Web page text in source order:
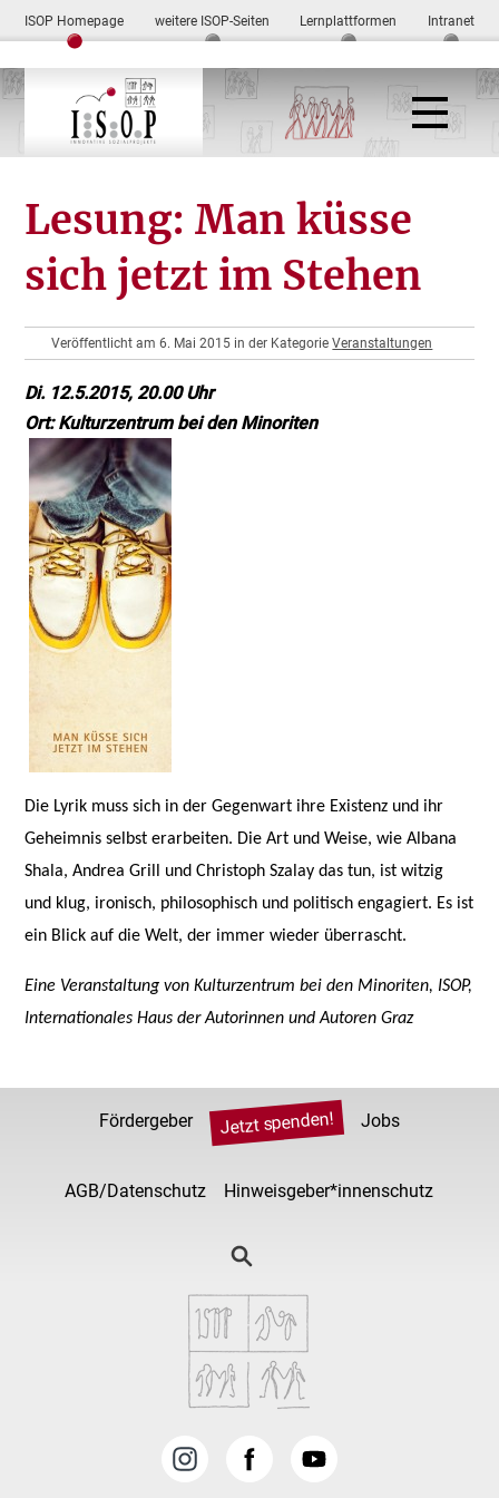
ISOP Homepage weitere ISOP-Seiten Lernplattformen Intranet
Lesung: Man küsse
sich jetzt im Stehen
Veröffentlicht am 6. Mai 2015 in der KategorieVeranstaltungen
Di. 12.5.2015, 20.00 Uhr
Ort: Kulturzentrum bei den Minoriten
Die Lyrik muss sich in der Gegenwart ihre Existenz und ihr
Geheimnis selbst erarbeiten. Die Art und Weise, wie Albana
Shala, Andrea Grill und Christoph Szalay das tun, ist witzig
und klug, ironisch, philosophisch und politisch engagiert. Es ist
ein Blick auf die Welt, der immer wieder überrascht.
Eine Veranstaltung von Kulturzentrum bei den Minoriten, ISOP,
Internationales Haus der Autorinnen und Autoren Graz
Fördergeber Jetzt spenden! Jobs
AGB/Datenschutz Hinweisgeber*innenschutz